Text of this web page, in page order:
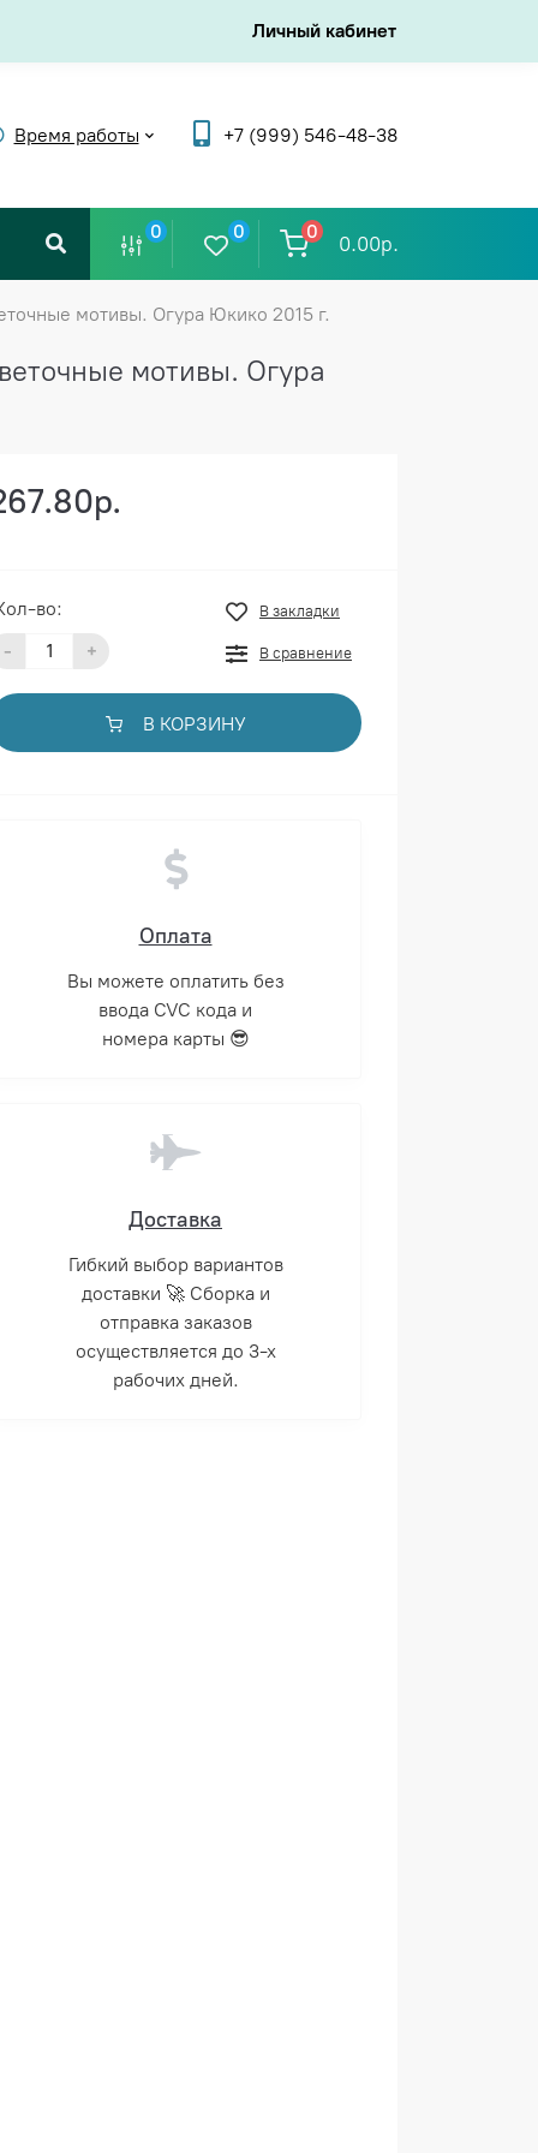
Личный кабинет
Время работы +7 (999) 546-48-38
0 0 0
0.00р.
мотивы. Огура Юкико 2015 г.
мотивы. Огура
во:
- +
В закладки
В сравнение
В КОРЗИНУ
Оплата
Вы можете оплатить без
ввода CVC кода и
номера карты 😎
Доставка
Гибкий выбор вариантов
доставки 🚀 Сборка и
отправка заказов
осуществляется до 3-х
рабочих дней.